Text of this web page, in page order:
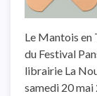
Le Mantois en
du Festival
librairie La
samedi 20 mai